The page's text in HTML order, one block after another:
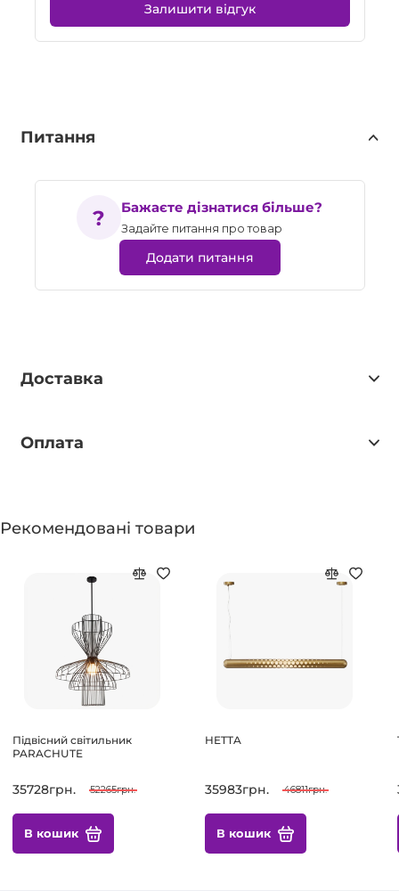
Залишити відгук
Питання
Бажаєте дізнатися більше?
Задайте питання про товар
Додати питання
Доставка
Оплата
Рекомендовані товари
Підвісний світильник
PARACHUTE
35728грн. 52265грн.
В кошик
HETTA
35983грн. 46811грн.
В кошик